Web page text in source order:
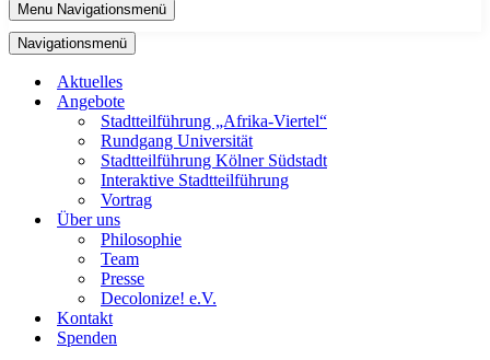
Menu Navigationsmenü
Navigationsmenü
Aktuelles
Angebote
Stadtteilführung „Afrika-Viertel“
Rundgang Universität
Stadtteilführung Kölner Südstadt
Interaktive Stadtteilführung
Vortrag
Über uns
Philosophie
Team
Presse
Decolonize! e.V.
Kontakt
Spenden